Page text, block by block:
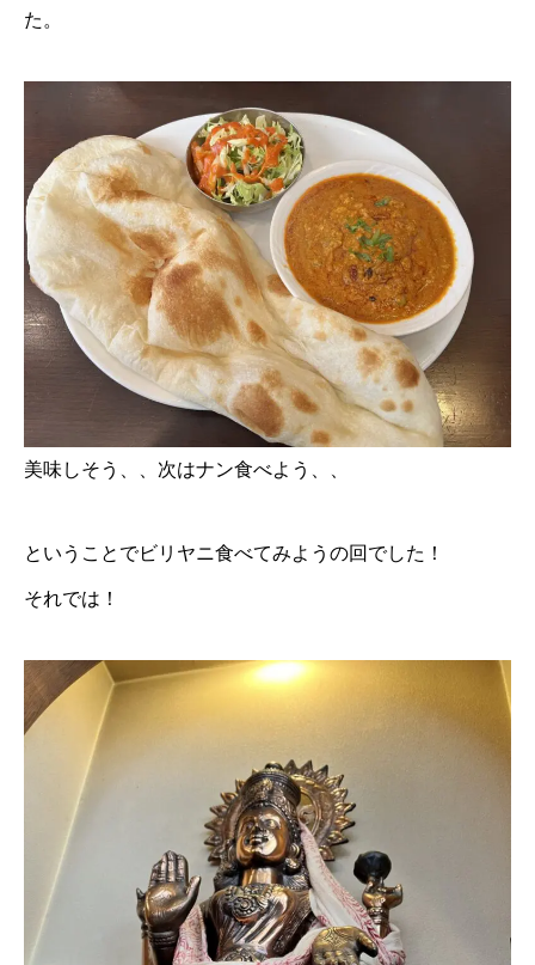
た。
美味しそう、、次はナン食べよう、、
ということでビリヤニ食べてみようの回でした！
それでは！